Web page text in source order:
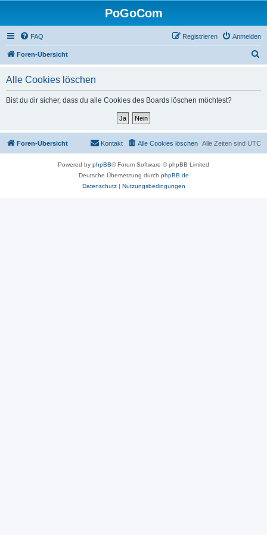
PoGoCom
FAQ Anmelden
Registrieren
Foren-Übersicht
Alle Cookies löschen
Bist du dir sicher, dass du alle Cookies des Boards löschen möchtest?
Foren-Übersicht Alle Zeiten sind UTC
Alle Cookies löschen
Kontakt
Powered by phpBB® Forum Software © phpBB Limited
Deutsche Übersetzung durch phpBB.de
Datenschutz| Nutzungsbedingungen